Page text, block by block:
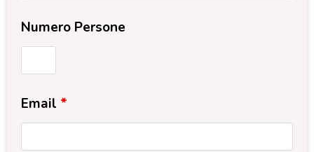
Numero Persone
Email *